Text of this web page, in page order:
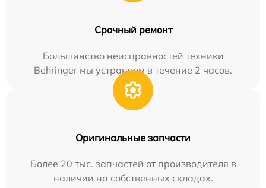
Срочный ремонт
Большинство неисправностей техники
Behringer мы устраняем в течение 2 часов.
Оригинальные запчасти
Более 20 тыс. запчастей от производителя в
наличии на собственных складах.